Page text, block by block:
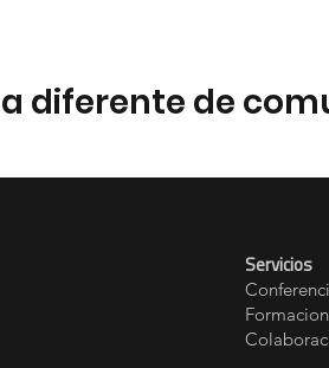
diferente de
Servicios